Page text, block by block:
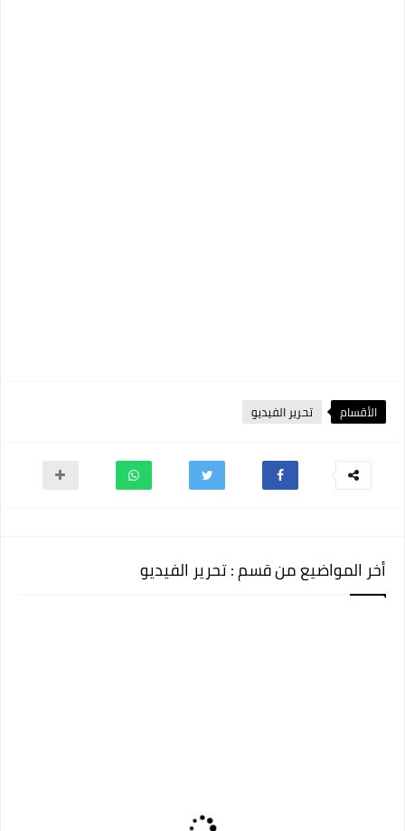
الأقسام تحرير الفيديو
أخر المواضيع من قسم : تحرير الفيديو